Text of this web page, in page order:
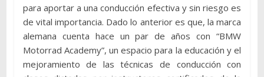
para aportar a una conducción efectiva y sin riesgo es
de vital importancia. Dado lo anterior es que, la marca
alemana cuenta hace un par de años con “BMW
Motorrad Academy”, un espacio para la educación y el
mejoramiento de las técnicas de conducción con